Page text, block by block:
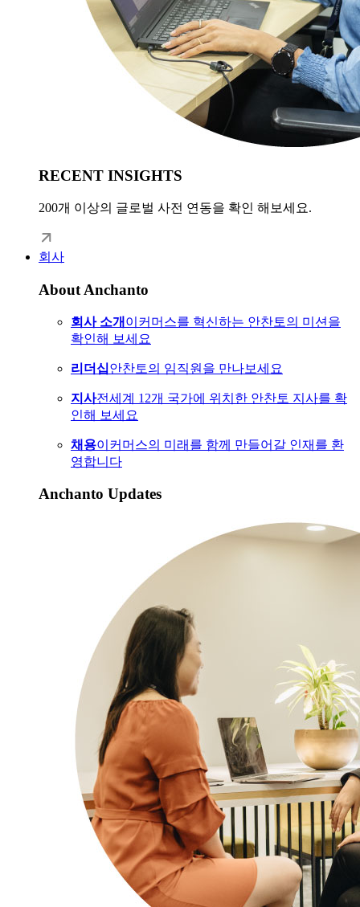
RECENT INSIGHTS
200개 이상의 글로벌 사전 연동을 확인 해보세요.
회사
About Anchanto
회사 소개 이커머스를 혁신하는 안찬토의 미션을
확인해 보세요
리더십안찬토의 임직원을 만나보세요
지사전세계 12개 국가에 위치한 안찬토 지사를 확
인해 보세요
채용이커머스의 미래를 함께 만들어갈 인재를 환
영합니다
Anchanto Updates